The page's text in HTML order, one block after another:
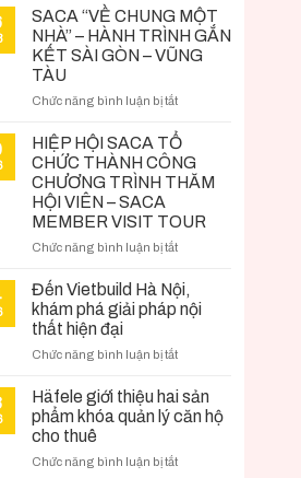
mại
số
“bùng
nổ”
SACA “VỀ CHUNG MỘT
NHÀ” – HÀNH TRÌNH GẮN
KẾT SÀI GÒN – VŨNG
TÀU
Chức năng bình luận bị tắtở
“VỀ
CHUNG
MỘT
NHÀ”
HÀNH
TRÌNH
KẾT
SÀI
GÒN
VŨNG
HIỆP HỘI SACA TỔ
CHỨC THÀNH CÔNG
CHƯƠNG TRÌNH THĂM
HỘI VIÊN – SACA
MEMBER VISIT TOUR
Chức năng bình luận bị tắtở
HỘI
SACA
TỔ
THÀNH
CHƯƠNG
TRÌNH
VIÊN
Đến Vietbuild Hà Nội,
khám phá giải pháp nội
thất hiện đại
Chức năng bình luận bị tắtở
Vietbuild
Hà
Nội,
phá
Häfele giới thiệu hai sản
phẩm khóa quản lý căn hộ
cho thuê
Chức năng bình luận bị tắtở